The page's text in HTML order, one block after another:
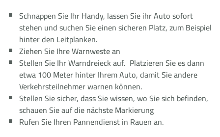
Schnappen Sie Ihr Handy, lassen Sie ihr Auto sofort
stehen und suchen Sie einen sicheren Platz, zum Beispiel
hinter den Leitplanken.
Ziehen Sie Ihre Warnweste an
Stellen Sie Ihr Warndreieck auf. Platzieren Sie es dann
etwa 100 Meter hinter Ihrem Auto, damit Sie andere
Verkehrsteilnehmer warnen können.
Stellen Sie sicher, dass Sie wissen, wo Sie sich befinden,
schauen Sie auf die nächste Markierung
Rufen Sie Ihren Pannendienst in Rauen an.